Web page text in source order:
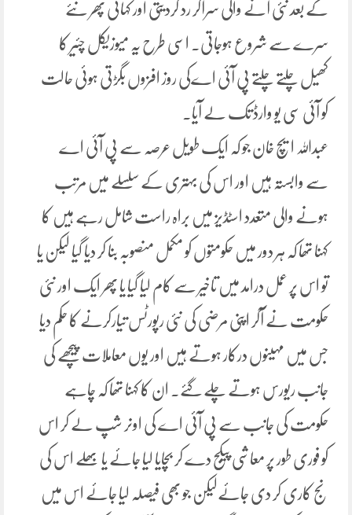
کے بعد نئی آنے والی سرآکر رد کردیتی اور کہانی پھر نئے
سرے سے شروع ہوجاتی۔ اسی طرح یہ میوزیکل چئیر کا
کھیل چلتے چلتے پی آئی اےکی روز افزوں بگڑتی ہوئی حالت
کو آئی سی یو وارڈ تک لے آیا۔
عبداللہ ایچ خان جو کہ ایک طویل عرصہ سے پی آئی اے
سے وابستہ ہیں اور اس کی بہتری کے سلسلے میں مرتب
ہونے والی متعدد اسٹڈیز میں براہ راست شامل رہے ہیں کا
کہنا تھا کہ ہر دور میں حکومتوں کو مکمل منصوبہ بنا کر دیا گیا لیکن یا
تو اس پر عمل درامد میں تاخیر سے کام لیا گیا یا پھر ایک اور نئی
حکومت نے آکر اپنی مرضی کی نئی رپورٹس تیارکرنے کا حکم دیا
جس میں مہینوں درکار ہوتے ہیں اور یوں معاملات پیچھے کی
جانب ریورس ہوتے چلے گئے۔ ان کا کہنا تھا کہ چاہے
حکومت کی جانب سے پی آئی اے کی اونر شپ لے کر اس
کو فوری طور پر معاشی پیکج دے کر بچایا لیا جائے یا بھلے اس کی
نج کاری کر دی جائےلیکن جو بھی فیصلہ لیا جائے اس میں